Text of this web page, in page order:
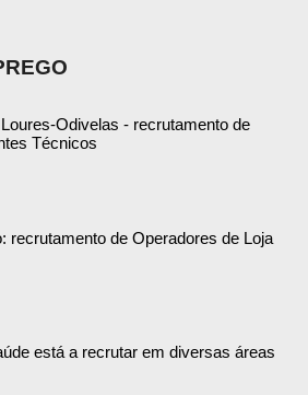
Odivelas - recrutamento de
Técnicos
recrutamento de Operadores de Loja
está a recrutar em diversas áreas